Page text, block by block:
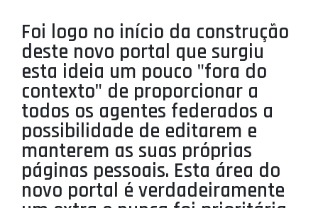
SELEÇÕES
MINIBASQUETE
ÁREA TÉCNICA
PROJETOS
LIGA BETCLIC MASCULINA
LIGA BETCLIC FEMININA
Foi logo no início da construção
deste novo portal que surgiu
esta ideia um pouco "fora do
contexto" de proporcionar a
todos os agentes federados a
possibilidade de editarem e
manterem as suas próprias
páginas pessoais. Esta área do
novo portal é verdadeiramente